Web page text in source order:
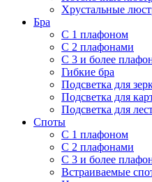
Хрустальные
Бра
С 1 плафоном
С 2 плафонами
С 3 и более
Гибкие бра
Подсветка для
Подсветка для
Подсветка для
Споты
С 1 плафоном
С 2 плафонами
С 3 и более
Встраиваемые